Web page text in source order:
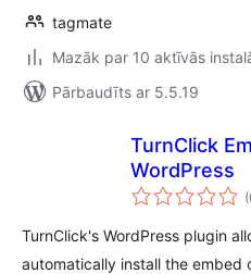
tagmate
Mazāk par 10 aktīvās
Pārbaudīts ar 5.5.19
TurnClick
WordPress
TurnClick's WordPress plugin
automatically install the embed